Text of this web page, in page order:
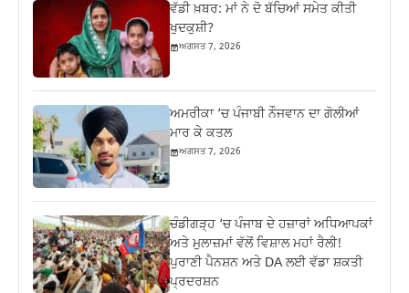
ਵੱਡੀ ਖ਼ਬਰ: ਮਾਂ ਨੇ ਦੋ ਬੱਚਿਆਂ ਸਮੇਤ ਕੀਤੀ
ਖੁਦਕੁਸ਼ੀ?
ਅਗਸਤ 7, 2026
ਅਮਰੀਕਾ ‘ਚ ਪੰਜਾਬੀ ਨੌਜਵਾਨ ਦਾ ਗੋਲੀਆਂ
ਮਾਰ ਕੇ ਕਤਲ
ਅਗਸਤ 7, 2026
ਚੰਡੀਗੜ੍ਹ ‘ਚ ਪੰਜਾਬ ਦੇ ਹਜ਼ਾਰਾਂ ਅਧਿਆਪਕਾਂ
ਅਤੇ ਮੁਲਾਜ਼ਮਾਂ ਵੱਲੋਂ ਵਿਸ਼ਾਲ ਮਹਾਂ ਰੈਲੀ!
ਪੁਰਾਣੀ ਪੈਨਸ਼ਨ ਅਤੇ DA ਲਈ ਵੱਡਾ ਸ਼ਕਤੀ
ਪ੍ਰਦਰਸ਼ਨ